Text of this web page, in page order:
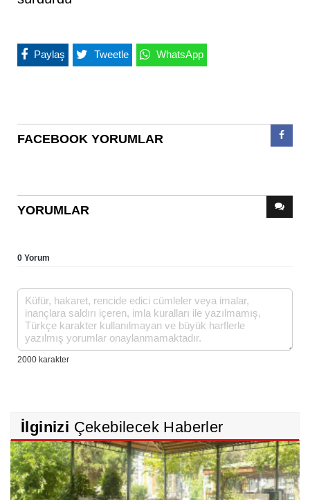
Paylaş Tweetle WhatsApp
FACEBOOK YORUMLAR
YORUMLAR
0 Yorum
İlginizi Çekebilecek Haberler